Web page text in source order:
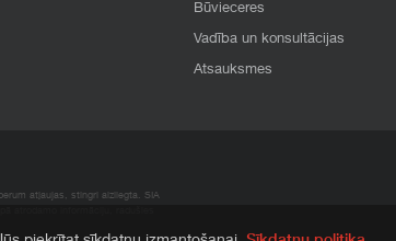
Būvieceres
Vadība un konsultācijas
Atsauksmes
atļaujas, stingri aizliegta. SIA